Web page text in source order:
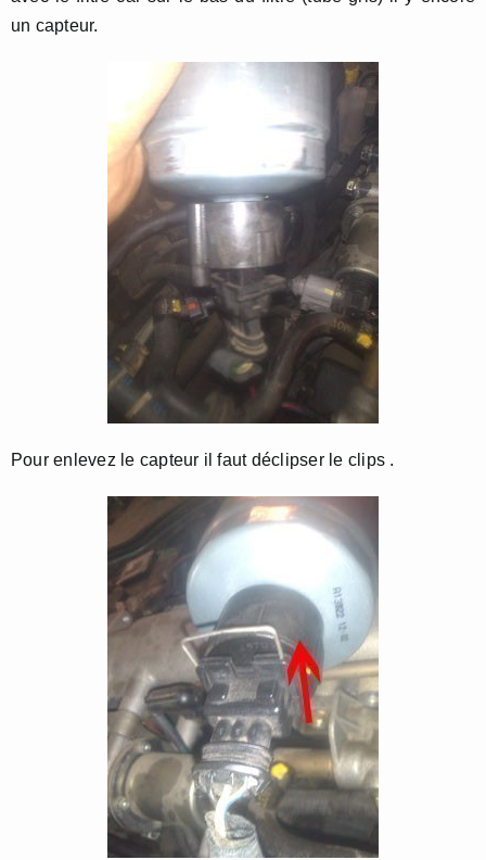
un capteur.
Pour enlevez le capteur il faut déclipser le clips .